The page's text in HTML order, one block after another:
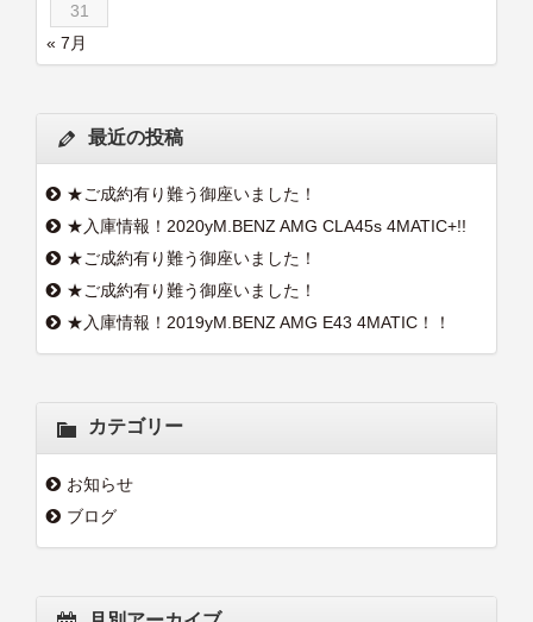
31
« 7月
最近の投稿
★ご成約有り難う御座いました！
★入庫情報！2020yM.BENZ AMG CLA45s 4MATIC+!!
★ご成約有り難う御座いました！
★ご成約有り難う御座いました！
★入庫情報！2019yM.BENZ AMG E43 4MATIC！！
カテゴリー
お知らせ
ブログ